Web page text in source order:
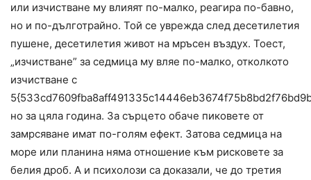
или изчистване му влияят по-малко, реагира по-бавно,
но и по-дълготрайно. Той се уврежда след десетилетия
пушене, десетилетия живот на мръсен въздух. Тоест,
„изчистване” за седмица му вляе по-малко, отколкото
изчистване с
но за цяла година. За сърцето обаче пиковете от
замрсяване имат по-голям ефект. Затова седмица на
море или планина няма отношение към рисковете за
белия дроб. А и психолози са доказали, че до третия